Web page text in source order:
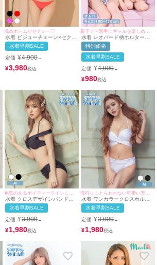
浅めボトムがセクシー♡
水着 ビジューチェーン×セクシ
ーホルターネックビキニ
水着早割SALE
定価 ¥4,900→
¥3,980
親子でド派手にギャルを楽しめちゃう♪
水着 レオパード柄ホルターネ
ックペアフリルビキニ
特別価格
水着早割SALE
定価 ¥4,900→
¥980
水着 クロスデザインバンドゥ
ホルターネックビキニ
水着早割SALE
定価 ¥3,900→
¥1,980
流行りにとらわれない可愛い万能水着♪
水着 ワンカラークロスホルタ
ーネックビキニ
水着早割SALE
定価 ¥3,900→
¥1,980